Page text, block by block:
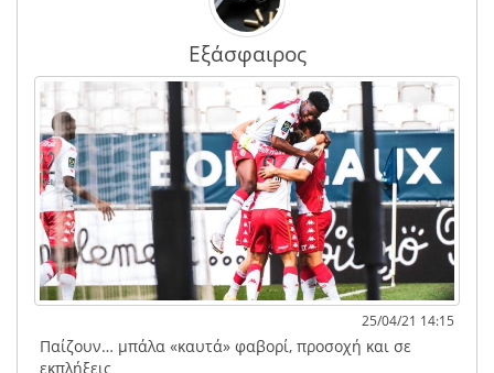
Εξάσφαιρος
25/04/21 14:15
Παίζουν… μπάλα «καυτά» φαβορί, προσοχή και σε
εκπλήξεις